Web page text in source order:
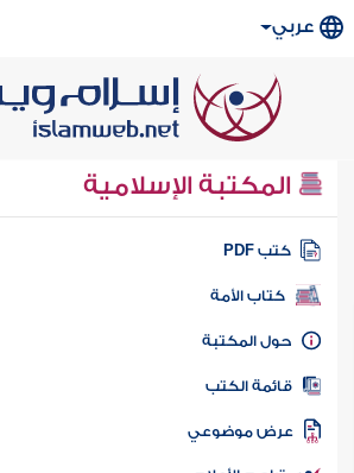
عربي
المكتبة الإسلامية
كتب PDF
كتاب الأمة
المكتبة
الكتب